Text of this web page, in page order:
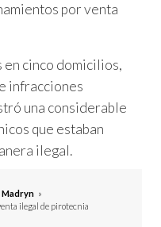
por venta
cinco domicilios,
infracciones
una considerable
que estaban
ilegal.
Madryn »
ilegal de pirotecnia